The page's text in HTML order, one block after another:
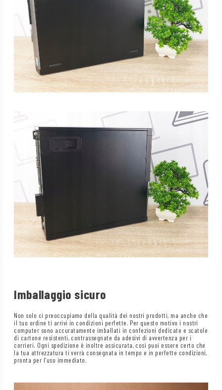
Imballaggio sicuro
Non solo ci preoccupiamo della qualità dei nostri prodotti, ma anche che
il tuo ordine ti arrivi in condizioni perfette. Per questo motivo i nostri
computer sono accuratamente imballati in confezioni dedicate e scatole
di cartone resistenti, contrassegnate da adesivi di avvertenza per i
corrieri. Ogni spedizione è inoltre assicurata, così puoi essere certo che
la tua attrezzatura ti verrà consegnata in tempo e in perfette condizioni,
pronta per l’uso immediato.